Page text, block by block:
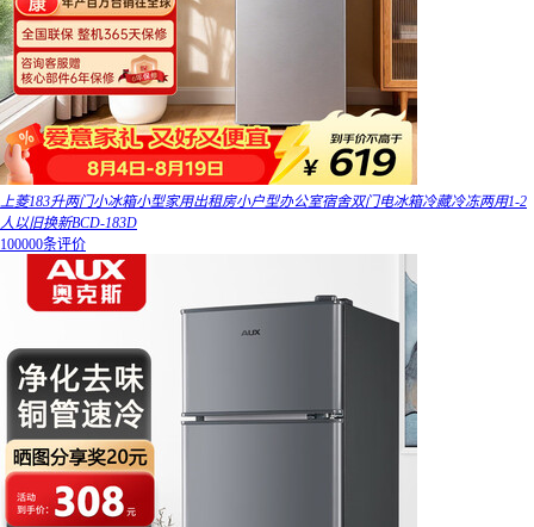
上菱183升两门小冰箱小型家用出租房小户型办公室宿舍双门电冰箱冷藏冷冻两用1-2
人以旧换新BCD-183D
100000条评价